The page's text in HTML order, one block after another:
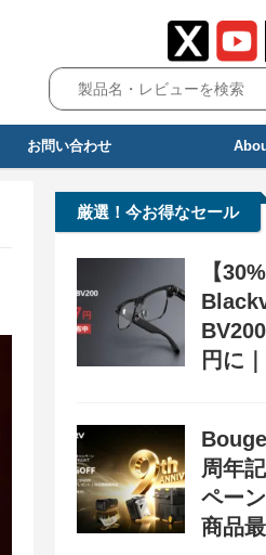
お問い合わせ
厳選！今お得なセール
【
円に
ン配
周年
ペー
商品